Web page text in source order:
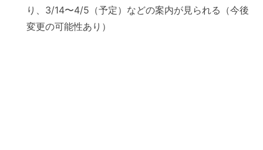
り、3/14〜4/5（予定）などの案内が見られる（今後
変更の可能性あり）